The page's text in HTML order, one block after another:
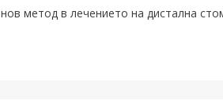
метод в лечението на дистална